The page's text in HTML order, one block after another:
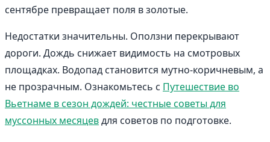
сентябре превращает поля в золотые.
Недостатки значительны. Оползни перекрывают
дороги. Дождь снижает видимость на смотровых
площадках. Водопад становится мутно-коричневым, а
не прозрачным. Ознакомьтесь с Путешествие во
Вьетнаме в сезон дождей: честные советы для
муссонных месяцевдля советов по подготовке.